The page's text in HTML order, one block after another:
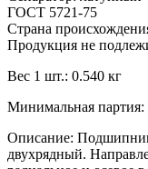
ГОСТ 5721-75
Страна
Продукция не
Вес 1 шт.: 0.540 кг
Минимальная
Описание:
двухрядный.